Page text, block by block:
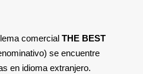
comercial THE BEST
se encuentre
en idioma extranjero.